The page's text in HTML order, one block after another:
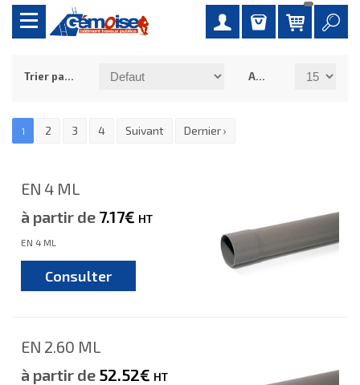
Trier par : Afficher :
1 2 3 4 Suivant Dernier ›
EN 4 ML
à partir de 7.17€ HT
EN 4 ML
Consulter
EN 2.60 ML
à partir de 52.52€ HT